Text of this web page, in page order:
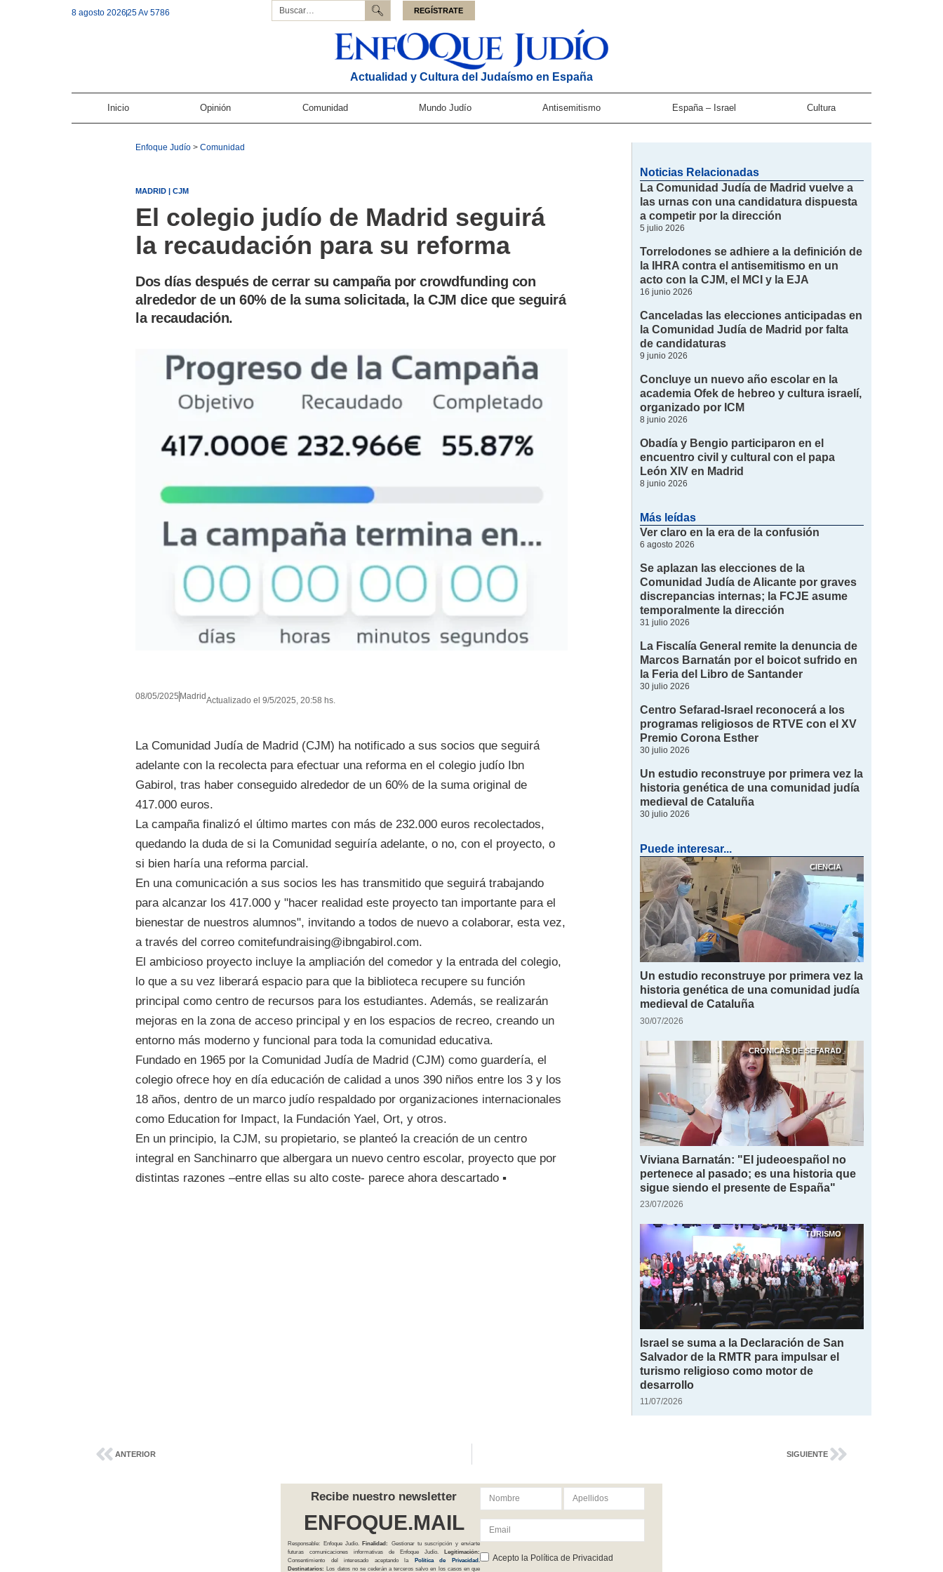
8 agosto 202625 Av 5786 REGÍSTRATE
Actualidad y Cultura del Judaísmo en España
Inicio Opinión Comunidad Mundo Judío Antisemitismo España – Israel Cultura
Enfoque Judío >Comunidad
MADRID | CJM
El colegio judío de Madrid seguirá
la recaudación para su reforma
Dos días después de cerrar su campaña por crowdfunding con
alrededor de un 60% de la suma solicitada, la CJM dice que seguirá
la recaudación.
08/05/2025 MadridActualizado el 9/5/2025, 20:58 hs.
La Comunidad Judía de Madrid (CJM) ha notificado a sus socios que seguirá
adelante con la recolecta para efectuar una reforma en el colegio judío Ibn
Gabirol, tras haber conseguido alrededor de un 60% de la suma original de
417.000 euros.
La campaña finalizó el último martes con más de 232.000 euros recolectados,
quedando la duda de si la Comunidad seguiría adelante, o no, con el proyecto, o
si bien haría una reforma parcial.
En una comunicación a sus socios les has transmitido que seguirá trabajando
para alcanzar los 417.000 y "hacer realidad este proyecto tan importante para el
bienestar de nuestros alumnos", invitando a todos de nuevo a colaborar, esta vez,
a través del correo comitefundraising@ibngabirol.com.
El ambicioso proyecto incluye la ampliación del comedor y la entrada del colegio,
lo que a su vez liberará espacio para que la biblioteca recupere su función
principal como centro de recursos para los estudiantes. Además, se realizarán
mejoras en la zona de acceso principal y en los espacios de recreo, creando un
entorno más moderno y funcional para toda la comunidad educativa.
Fundado en 1965 por la Comunidad Judía de Madrid (CJM) como guardería, el
colegio ofrece hoy en día educación de calidad a unos 390 niños entre los 3 y los
18 años, dentro de un marco judío respaldado por organizaciones internacionales
como Education for Impact, la Fundación Yael, Ort, y otros.
En un principio, la CJM, su propietario, se planteó la creación de un centro
integral en Sanchinarro que albergara un nuevo centro escolar, proyecto que por
distintas razones –entre ellas su alto coste- parece ahora descartado ▪
Noticias Relacionadas
La Comunidad Judía de Madrid vuelve a
las urnas con una candidatura dispuesta
a competir por la dirección
5 julio 2026
Torrelodones se adhiere a la definición de
la IHRA contra el antisemitismo en un
acto con la CJM, el MCI y la EJA
16 junio 2026
Canceladas las elecciones anticipadas en
la Comunidad Judía de Madrid por falta
de candidaturas
9 junio 2026
Concluye un nuevo año escolar en la
academia Ofek de hebreo y cultura israelí,
organizado por ICM
8 junio 2026
Obadía y Bengio participaron en el
encuentro civil y cultural con el papa
León XIV en Madrid
8 junio 2026
Más leídas
Ver claro en la era de la confusión
6 agosto 2026
Se aplazan las elecciones de la
Comunidad Judía de Alicante por graves
discrepancias internas; la FCJE asume
temporalmente la dirección
31 julio 2026
La Fiscalía General remite la denuncia de
Marcos Barnatán por el boicot sufrido en
la Feria del Libro de Santander
30 julio 2026
Centro Sefarad-Israel reconocerá a los
programas religiosos de RTVE con el XV
Premio Corona Esther
30 julio 2026
Un estudio reconstruye por primera vez la
historia genética de una comunidad judía
medieval de Cataluña
30 julio 2026
Puede interesar...
CIENCIA
Un estudio reconstruye por primera vez la
historia genética de una comunidad judía
medieval de Cataluña
30/07/2026
CRÓNICAS DE SEFARAD
Viviana Barnatán: "El judeoespañol no
pertenece al pasado; es una historia que
sigue siendo el presente de España"
23/07/2026
TURISMO
Israel se suma a la Declaración de San
Salvador de la RMTR para impulsar el
turismo religioso como motor de
desarrollo
11/07/2026
ANTERIOR SIGUIENTE
Recibe nuestro newsletter
ENFOQUE.MAIL
Responsable: Enfoque Judío. Finalidad:
Gestionar tu suscripción y enviarte
futuras comunicaciones informativas de Enfoque Judío.
Legitimación:
Consentimiento del interesado aceptando la
Políticade Privacidad.
Destinatarios: Los datos no se cederán a terceros salvo en los casos en que
Acepto la Política de Privacidad